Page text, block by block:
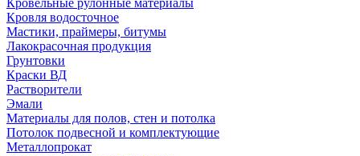
Кровельные рулонные материалы
Кровля водосточное
Мастики, праймеры, битумы
Лакокрасочная продукция
Грунтовки
Краски ВД
Растворители
Эмали
Материалы для полов, стен и потолка
Потолок подвесной и комплектующие
Металлопрокат